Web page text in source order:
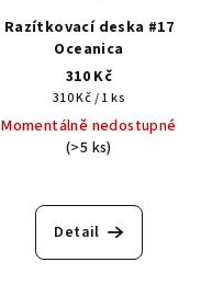
Razítkovací deska #17
Oceanica
310 Kč
Měrná
cena:
310 Kč / 1 ks
Momentálně nedostupné
(>5 ks)
Detail